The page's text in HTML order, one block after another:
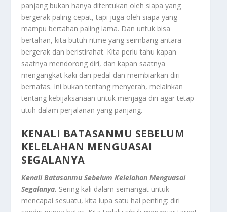
panjang bukan hanya ditentukan oleh siapa yang
bergerak paling cepat, tapi juga oleh siapa yang
mampu bertahan paling lama. Dan untuk bisa
bertahan, kita butuh ritme yang seimbang antara
bergerak dan beristirahat. Kita perlu tahu kapan
saatnya mendorong diri, dan kapan saatnya
mengangkat kaki dari pedal dan membiarkan diri
bernafas. Ini bukan tentang menyerah, melainkan
tentang kebijaksanaan untuk menjaga diri agar tetap
utuh dalam perjalanan yang panjang.
KENALI BATASANMU SEBELUM
KELELAHAN MENGUASAI
SEGALANYA
Kenali Batasanmu Sebelum Kelelahan Menguasai
Segalanya. Sering kali dalam semangat untuk
mencapai sesuatu, kita lupa satu hal penting: diri